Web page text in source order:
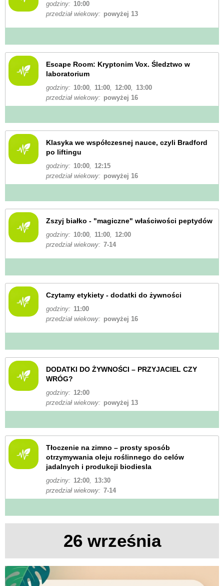
godziny: 10:00
przedział wiekowy: powyżej 13
Escape Room: Kryptonim Vox. Śledztwo w
laboratorium
godziny: 10:00, 11:00, 12:00,
13:00
przedział wiekowy: powyżej 16
Klasyka we współczesnej nauce, czyli Bradford
po liftingu
godziny: 10:00,
12:15
przedział wiekowy: powyżej 16
Zszyj białko - "magiczne" właściwości peptydów
godziny: 10:00, 11:00,
12:00
przedział wiekowy: 7-14
Czytamy etykiety - dodatki do żywności
godziny: 11:00
przedział wiekowy: powyżej 16
DODATKI DO ŻYWNOŚCI – PRZYJACIEL CZY
WRÓG?
godziny: 12:00
przedział wiekowy: powyżej 13
Tłoczenie na zimno – prosty sposób
otrzymywania oleju roślinnego do celów
jadalnych i produkcji biodiesla
godziny: 12:00,
13:30
przedział wiekowy: 7-14
26 września